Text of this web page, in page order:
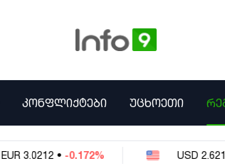
ᲙᲝᲜᲤᲚᲘᲥᲢᲔᲑᲘ ᲣᲪᲮᲝᲔᲗᲘ
3.0212 • -0.172% USD 2.621 • -